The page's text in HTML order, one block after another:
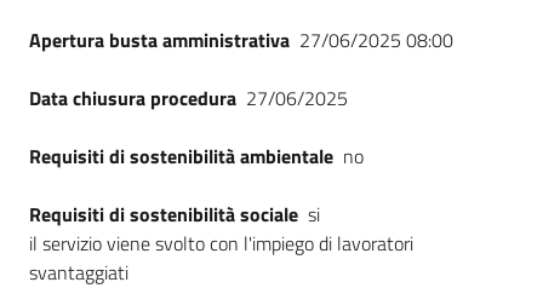
Apertura busta amministrativa 27/06/2025 08:00
Data chiusura procedura 27/06/2025
Requisiti di sostenibilità ambientale no
Requisiti di sostenibilità sociale si
il servizio viene svolto con l'impiego di lavoratori
svantaggiati